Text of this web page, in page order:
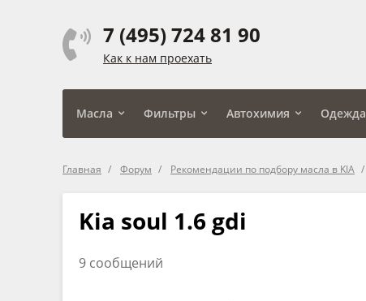
7 (495) 724 81 90
Как к нам проехать
Масла Фильтры Автохимия Одежда
Главная Форум Рекомендации по подбору масла в KIA
Kia soul 1.6 gdi
9 сообщений